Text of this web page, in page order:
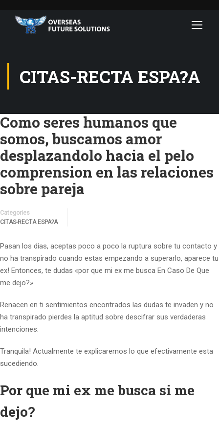
CITAS-RECTA ESPA?A
Como seres humanos que
somos, buscamos amor
desplazandolo hacia el pelo
comprension en las relaciones
sobre pareja
Categories
CITAS-RECTA ESPA?A
Pasan los dias, aceptas poco a poco la ruptura sobre tu contacto y
no ha transpirado cuando estas empezando a superarlo, aparece tu
ex! Entonces, te dudas «por que mi ex me busca En Caso De Que
me dejo?»
Renacen en ti sentimientos encontrados las dudas te invaden y no
ha transpirado pierdes la aptitud sobre descifrar sus verdaderas
intenciones.
Tranquila! Actualmente te explicaremos lo que efectivamente esta
sucediendo.
Por que mi ex me busca si me
dejo?